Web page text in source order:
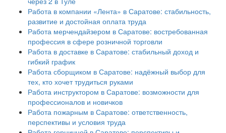
Работа в компании «Лента» в Саратове: стабильность,
развитие и достойная оплата труда
Работа мерчендайзером в Саратове: востребованная
профессия в сфере розничной торговли
Работа в доставке в Саратове: стабильный доход и
гибкий график
Работа сборщиком в Саратове: надёжный выбор для
тех, кто хочет трудиться руками
Работа инструктором в Саратове: возможности для
профессионалов и новичков
Работа пожарным в Саратове: ответственность,
перспективы и условия труда